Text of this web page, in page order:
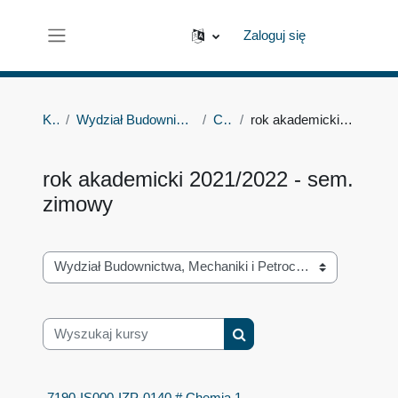
Zaloguj się
Kursy Wydział Budownictwa, Mechaniki i Petrochemii Chemia 1 rok akademicki 2021/2022 - sem. zimowy
rok akademicki 2021/2022 - sem.
zimowy
Kategorie kursów
Wyszukaj kursy
Wyszukaj kursy